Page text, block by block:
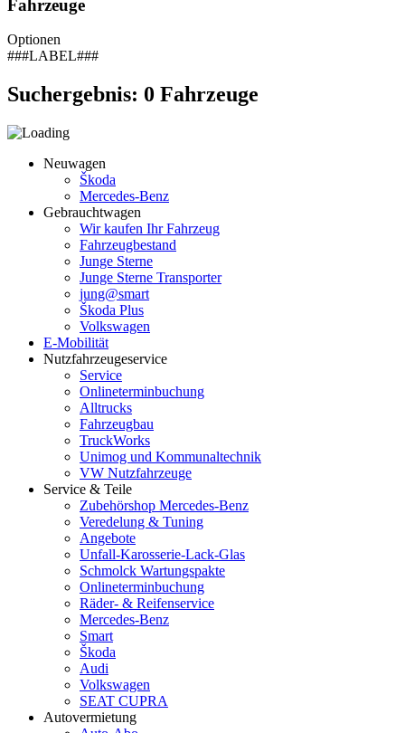
Fahrzeuge
Optionen
###LABEL###
Suchergebnis: 0 Fahrzeuge
Neuwagen
Škoda
Mercedes-Benz
Gebrauchtwagen
Wir kaufen Ihr Fahrzeug
Fahrzeugbestand
Junge Sterne
Junge Sterne Transporter
jung@smart
Škoda Plus
Volkswagen
E-Mobilität
Nutzfahrzeugeservice
Service
Onlineterminbuchung
Alltrucks
Fahrzeugbau
TruckWorks
Unimog und Kommunaltechnik
VW Nutzfahrzeuge
Service & Teile
Zubehörshop Mercedes-Benz
Veredelung & Tuning
Angebote
Unfall-Karosserie-Lack-Glas
Schmolck Wartungspakte
Onlineterminbuchung
Räder- & Reifenservice
Mercedes-Benz
Smart
Škoda
Audi
Volkswagen
SEAT CUPRA
Autovermietung